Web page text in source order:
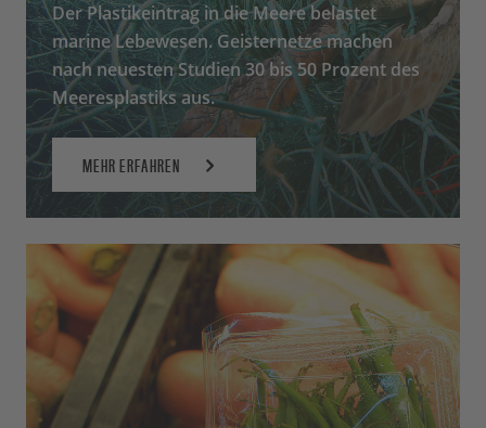
Der Plastikeintrag in die Meere belastet
marine Lebewesen. Geisternetze machen
nach neuesten Studien 30 bis 50 Prozent des
Meeresplastiks aus.
MEHR ERFAHREN